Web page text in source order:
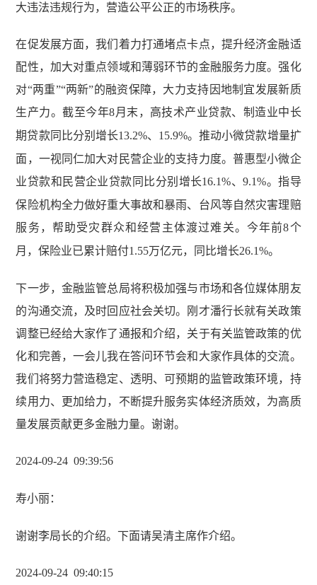
大违法违规行为，营造公平公正的市场秩序。
在促发展方面，我们着力打通堵点卡点，提升经济金融适
配性，加大对重点领域和薄弱环节的金融服务力度。强化
对“两重”“两新”的融资保障，大力支持因地制宜发展新质
生产力。截至今年8月末，高技术产业贷款、制造业中长
期贷款同比分别增长13.2%、 15.9%。推动小微贷款增量扩
面，一视同仁加大对民营企业的支持力度。普惠型小微企
业贷款和民营企业贷款同比分别增长16.1%、9.1%。指导
保险机构全力做好重大事故和暴雨、台风等自然灾害理赔
服务，帮助受灾群众和经营主体渡过难关。今年前8个
月，保险业已累计赔付1.55万亿元，同比增长26.1%。
下一步，金融监管总局将积极加强与市场和各位媒体朋友
的沟通交流，及时回应社会关切。刚才潘行长就有关政策
调整已经给大家作了通报和介绍，关于有关监管政策的优
化和完善，一会儿我在答问环节会和大家作具体的交流。
我们将努力营造稳定、透明、可预期的监管政策环境，持
续用力、更加给力，不断提升服务实体经济质效，为高质
量发展贡献更多金融力量。谢谢。
2024-09-24 09:39:56
寿小丽 ：
谢谢李局长的介绍。下面请吴清主席作介绍。
2024-09-24 09:40:15